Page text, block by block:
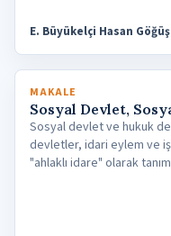
ortaya koymayı
tekrar başlama ihtimali
E. Büyükelçi Hasan Göğüş
MAKALE
Sosyal Devlet,
Sosyal devlet ve hukuk
devletler, idari eylem ve
"ahlaklı idare" olarak